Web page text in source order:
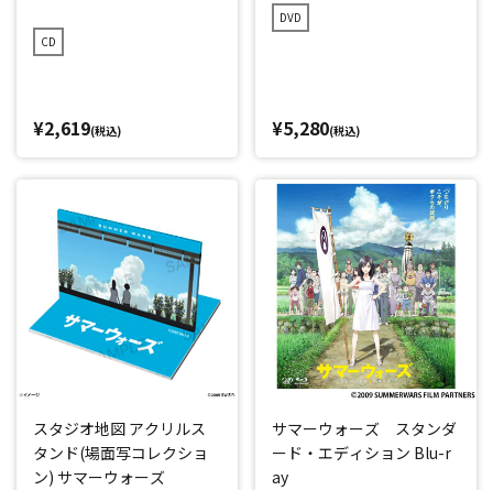
CD
¥2,619(税込)
DVD
¥5,280(税込)
スタジオ地図 アクリルス
タンド(場面写コレクショ
ン) サマーウォーズ
サマーウォーズ スタンダ
ード・エディション Blu-r
ay